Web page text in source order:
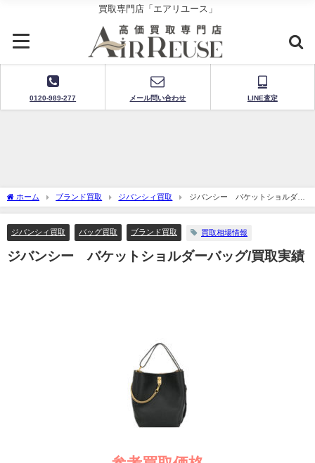
買取専門店「エアリユース」
0120-989-277 メール問い合わせ LINE査定
ホーム ブランド買取 ジバンシィ買取
ジバンシー バケットショルダー
バッグ/買取実績
ジバンシィ買取 バッグ買取 ブランド買取 買取相場情報
ジバンシー バケットショルダーバッグ/買取実績